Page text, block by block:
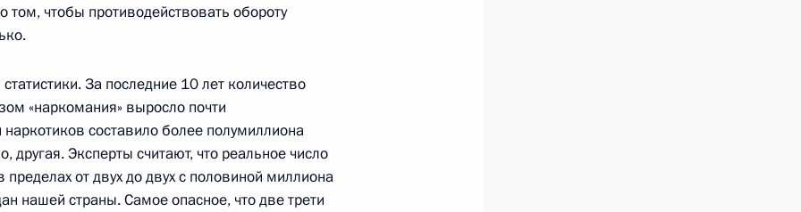
Юрием Чайкой
Горки
1
чтобы противодействовать обороту
За последние 10 лет количество
«наркомания» выросло почти
составило более полумиллиона
Эксперты считают, что реальное число
от двух до двух с половиной миллиона
нашей страны. Самое опасное, что две трети